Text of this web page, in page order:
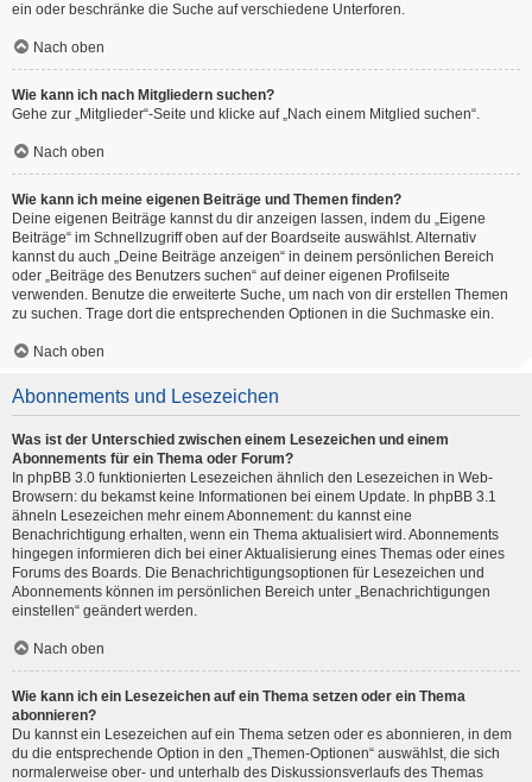
ein oder beschränke die Suche auf verschiedene Unterforen.
Nach oben
Wie kann ich nach Mitgliedern suchen?
Gehe zur „Mitglieder“-Seite und klicke auf „Nach einem Mitglied suchen“.
Nach oben
Wie kann ich meine eigenen Beiträge und Themen finden?
Deine eigenen Beiträge kannst du dir anzeigen lassen, indem du „Eigene
Beiträge“ im Schnellzugriff oben auf der Boardseite auswählst. Alternativ
kannst du auch „Deine Beiträge anzeigen“ in deinem persönlichen Bereich
oder „Beiträge des Benutzers suchen“ auf deiner eigenen Profilseite
verwenden. Benutze die erweiterte Suche, um nach von dir erstellen Themen
zu suchen. Trage dort die entsprechenden Optionen in die Suchmaske ein.
Nach oben
Abonnements und Lesezeichen
Was ist der Unterschied zwischen einem Lesezeichen und einem
Abonnements für ein Thema oder Forum?
In phpBB 3.0 funktionierten Lesezeichen ähnlich den Lesezeichen in Web-
Browsern: du bekamst keine Informationen bei einem Update. In phpBB 3.1
ähneln Lesezeichen mehr einem Abonnement: du kannst eine
Benachrichtigung erhalten, wenn ein Thema aktualisiert wird. Abonnements
hingegen informieren dich bei einer Aktualisierung eines Themas oder eines
Forums des Boards. Die Benachrichtigungsoptionen für Lesezeichen und
Abonnements können im persönlichen Bereich unter „Benachrichtigungen
einstellen“ geändert werden.
Nach oben
Wie kann ich ein Lesezeichen auf ein Thema setzen oder ein Thema
abonnieren?
Du kannst ein Lesezeichen auf ein Thema setzen oder es abonnieren, in dem
du die entsprechende Option in den „Themen-Optionen“ auswählst, die sich
normalerweise ober- und unterhalb des Diskussionsverlaufs des Themas